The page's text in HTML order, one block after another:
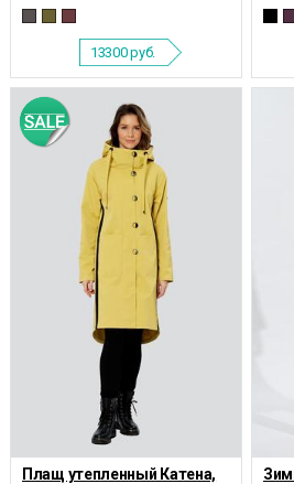
13300руб.
Плащ утепленный Катена,